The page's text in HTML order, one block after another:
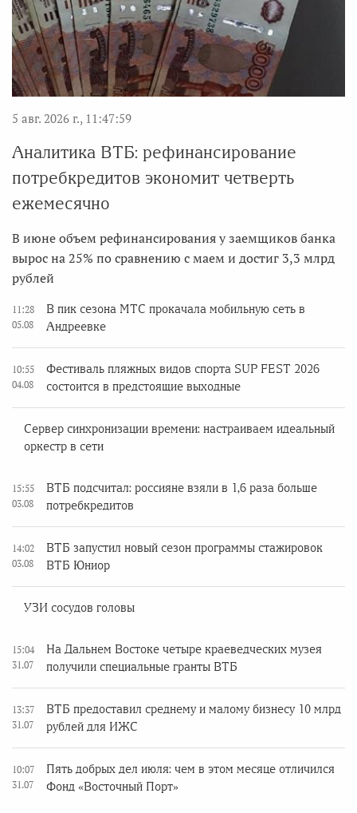
5 авг. 2026 г., 11:47:59
Аналитика ВТБ: рефинансирование
потребкредитов экономит четверть
ежемесячно
В июне объем рефинансирования у заемщиков банка
вырос на 25% по сравнению с маем и достиг 3,3 млрд
рублей
11:28
05.08
В пик сезона МТС прокачала мобильную сеть в
Андреевке
10:55
04.08
Фестиваль пляжных видов спорта SUP FEST 2026
состоится в предстоящие выходные
Сервер синхронизации времени: настраиваем идеальный
оркестр в сети
15:55
03.08
ВТБ подсчитал: россияне взяли в 1,6 раза больше
потребкредитов
14:02
03.08
ВТБ запустил новый сезон программы стажировок
ВТБ Юниор
УЗИ сосудов головы
15:04
31.07
На Дальнем Востоке четыре краеведческих музея
получили специальные гранты ВТБ
13:37
31.07
ВТБ предоставил среднему и малому бизнесу 10 млрд
рублей для ИЖС
10:07
31.07
Пять добрых дел июля: чем в этом месяце отличился
Фонд «Восточный Порт»